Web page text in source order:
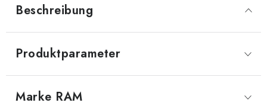
Beschreibung
Produktparameter
Marke RAM